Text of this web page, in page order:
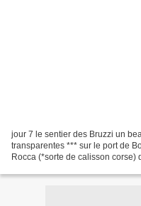
jour 7 le sentier des Bruzzi un
transparentes *** sur le port de
Rocca (*sorte de calisson corse)